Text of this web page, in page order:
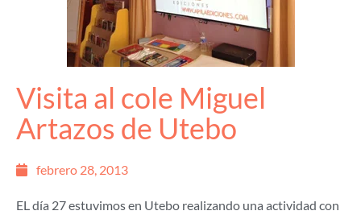
Visita al cole Miguel
Artazos de Utebo
febrero 28, 2013
EL día 27 estuvimos en Utebo realizando una actividad con